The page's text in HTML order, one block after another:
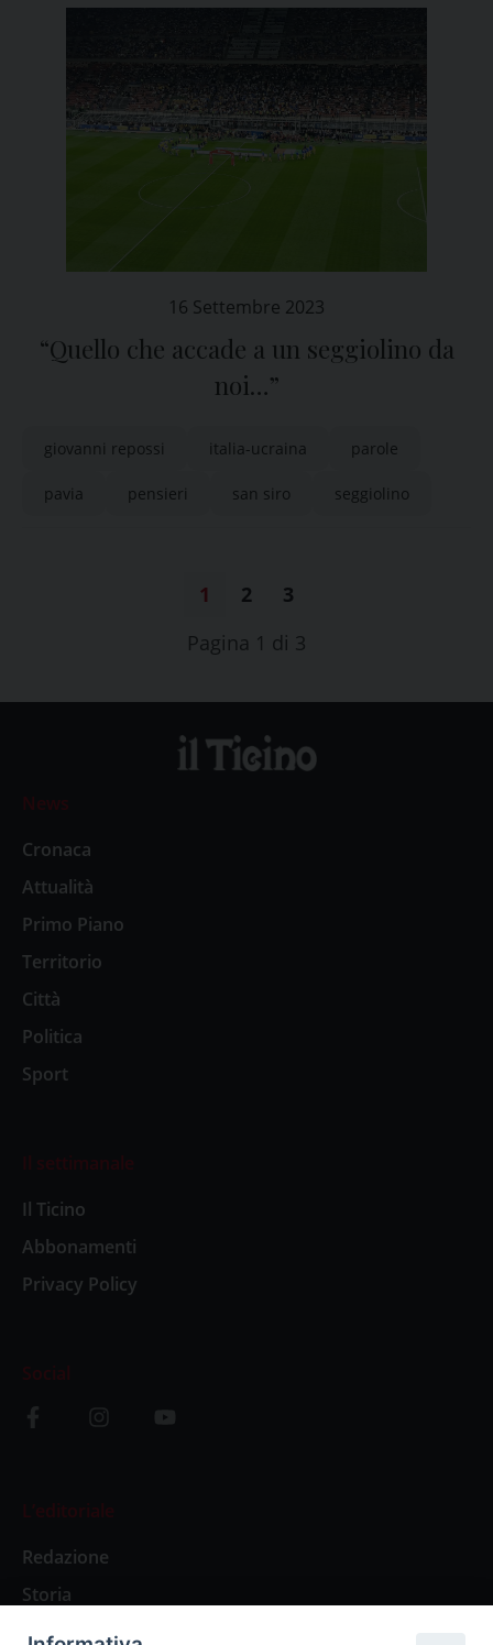
16 Settembre 2023
“Quello che accade a un seggiolino da
noi…”
giovanni repossi italia-ucraina parole
pavia pensieri san siro seggiolino
1 2
3
Pagina 1 di 3
News
Cronaca
Attualità
Primo Piano
Territorio
Città
Politica
Sport
Il settimanale
Il Ticino
Abbonamenti
Privacy Policy
Social
L’editoriale
Redazione
Storia